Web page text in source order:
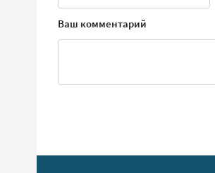
Ваш комментарий